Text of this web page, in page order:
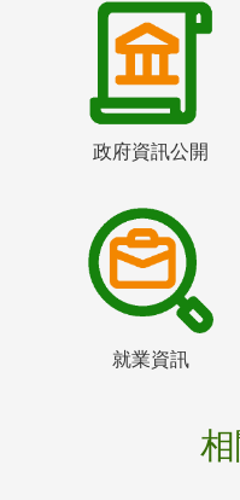
政府資訊公開
就業資訊